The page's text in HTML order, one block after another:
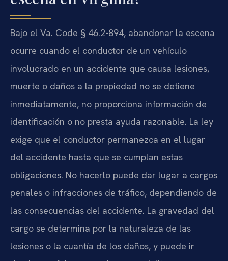
Bajo el Va. Code § 46.2-894, abandonar la escena
ocurre cuando el conductor de un vehículo
involucrado en un accidente que causa lesiones,
muerte o daños a la propiedad no se detiene
inmediatamente, no proporciona información de
identificación o no presta ayuda razonable. La ley
exige que el conductor permanezca en el lugar
del accidente hasta que se cumplan estas
obligaciones. No hacerlo puede dar lugar a cargos
penales o infracciones de tráfico, dependiendo de
las consecuencias del accidente. La gravedad del
cargo se determina por la naturaleza de las
lesiones o la cuantía de los daños, y puede ir